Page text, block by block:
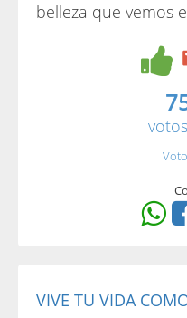
belleza que vemos
VIVE TU VIDA